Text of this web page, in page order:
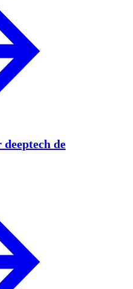
deeptech de